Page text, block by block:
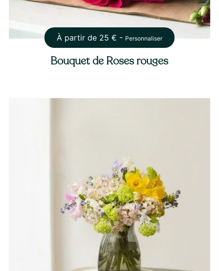
À partir de 25 € - Personnaliser
Bouquet de Roses rouges